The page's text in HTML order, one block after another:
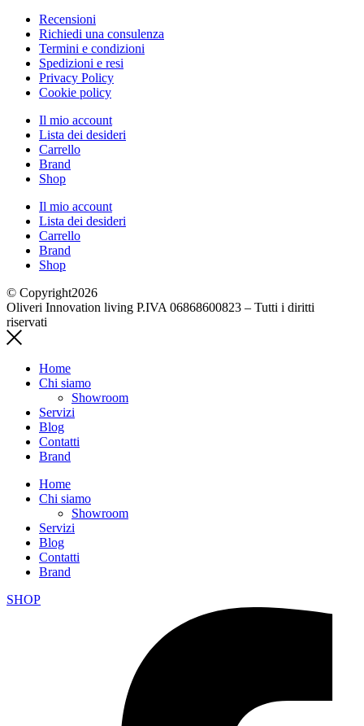
Recensioni
Richiedi una consulenza
Termini e condizioni
Spedizioni e resi
Privacy Policy
Cookie policy
Il mio account
Lista dei desideri
Carrello
Brand
Shop
Il mio account
Lista dei desideri
Carrello
Brand
Shop
© Copyright2026
Oliveri Innovation living P.IVA 06868600823 – Tutti i diritti
riservati
Home
Chi siamo
Showroom
Servizi
Blog
Contatti
Brand
Home
Chi siamo
Showroom
Servizi
Blog
Contatti
Brand
SHOP